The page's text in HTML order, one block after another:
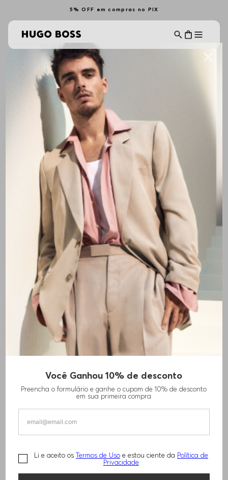
5% OFF em compras no PIX
Você Ganhou 10% de desconto
Preencha o formulário e ganhe o cupom de 10% de desconto
em sua primeira compra
Li e aceito os Termos de Uso e estou ciente da Política de
Privacidade
BOSS BOTTLED BOLD CITRUS EAU DE
PARFUM 100ML
TAMANHO - 100ML Informações do Tamanho